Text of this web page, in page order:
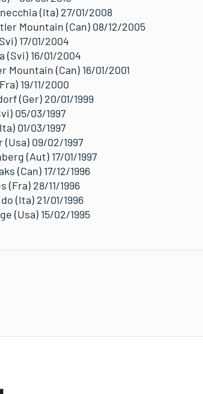
(Ita) 27/01/2008
Mountain (Can) 08/12/2005
17/01/2004
(Svi) 16/01/2004
Mountain (Can) 16/01/2001
19/11/2000
(Ger) 20/01/1999
05/03/1997
01/03/1997
(Usa) 09/02/1997
(Aut) 17/01/1997
(Can) 17/12/1996
(Fra) 28/11/1996
(Ita) 21/01/1996
(Usa) 15/02/1995